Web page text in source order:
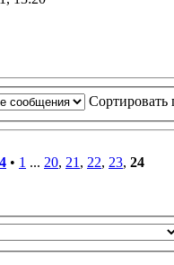
Сортировать
• 1 ... 20, 21, 22, 23, 24